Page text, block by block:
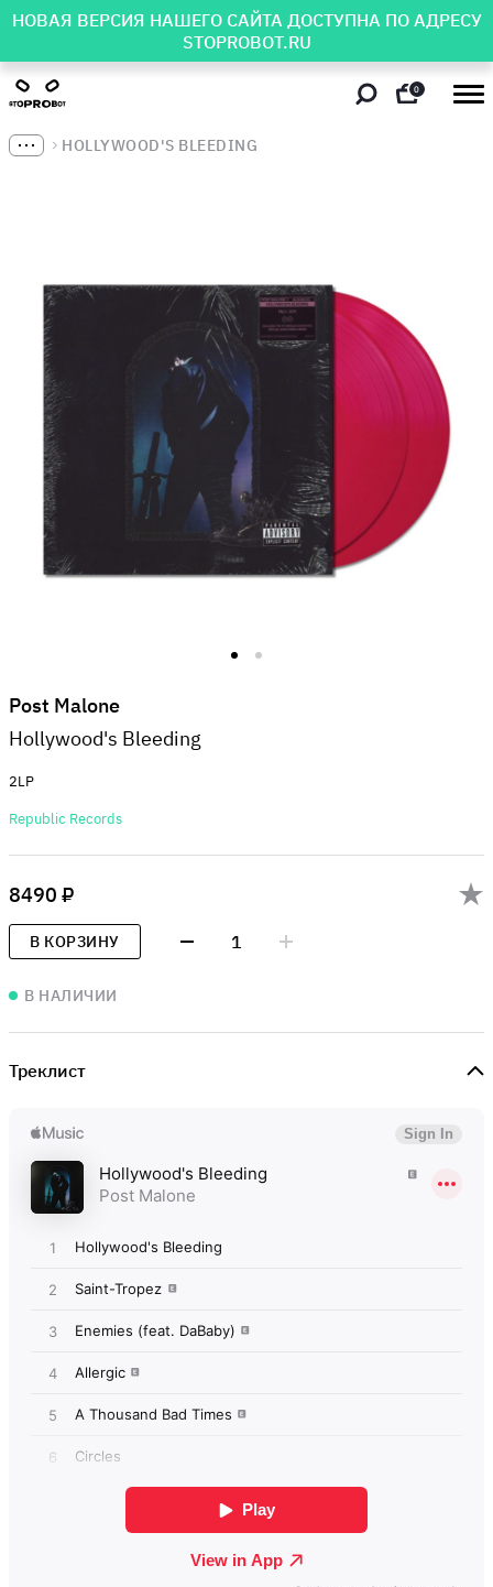
НОВАЯ ВЕРСИЯ НАШЕГО САЙТА ДОСТУПНА ПО АДРЕСУ
STOPROBOT.RU
0
HOLLYWOOD'S BLEEDING
Post Malone
Hollywood's Bleeding
2LP
Republic Records
8490 ₽
В КОРЗИНУ 1
В НАЛИЧИИ
Треклист